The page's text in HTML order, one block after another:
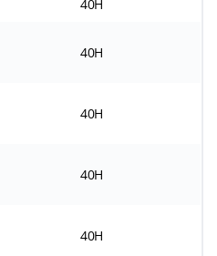
40H
40H
40H
40H
40H